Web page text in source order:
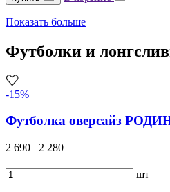
Показать больше
Футболки и
-15%
Футболка оверсайз
2 690 2 280
шт